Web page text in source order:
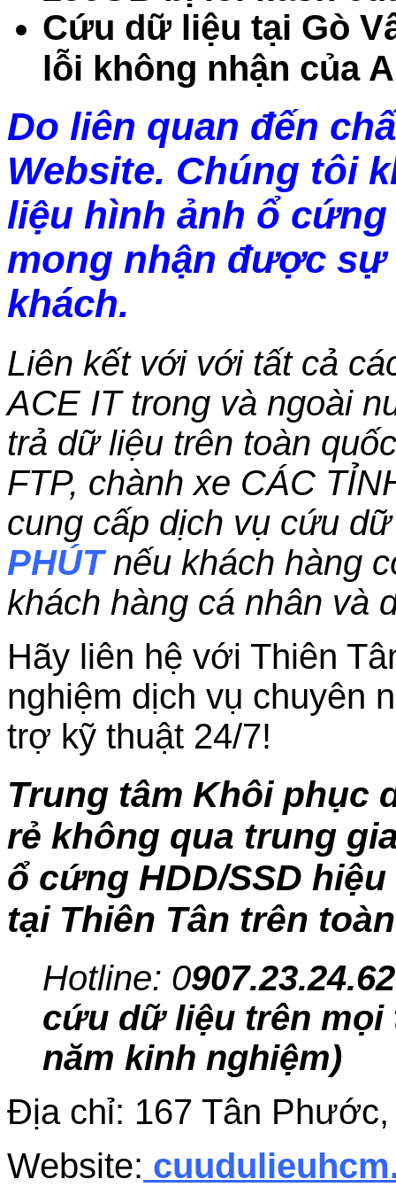
Cứu dữ liệu tại Gò
lỗi không nhận của
Do liên quan đến
Website. Chúng tôi
liệu hình ảnh ổ
mong nhận được
khách.
Liên kết với với tất cả
ACE IT trong và ngoài
trả dữ liệu trên toàn
FTP, chành xe CÁC
cung cấp dịch vụ cứu
PHÚTnếu khách hàng
khách hàng cá nhân và
Hãy liên hệ với Thiên
nghiệm dịch vụ chuyên
trợ kỹ thuật 24/7!
Trung tâm Khôi phục
rẻ không qua trung
ổ cứng HDD/SSD
tại Thiên Tân trên
Hotline: 0
cứu dữ liệu trên
năm kinh nghiệm)
Địa chỉ: 167 Tân
Website: